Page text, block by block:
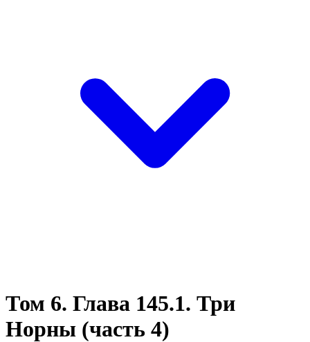
Том 6. Глава 145.1. Три
Норны (часть 4)